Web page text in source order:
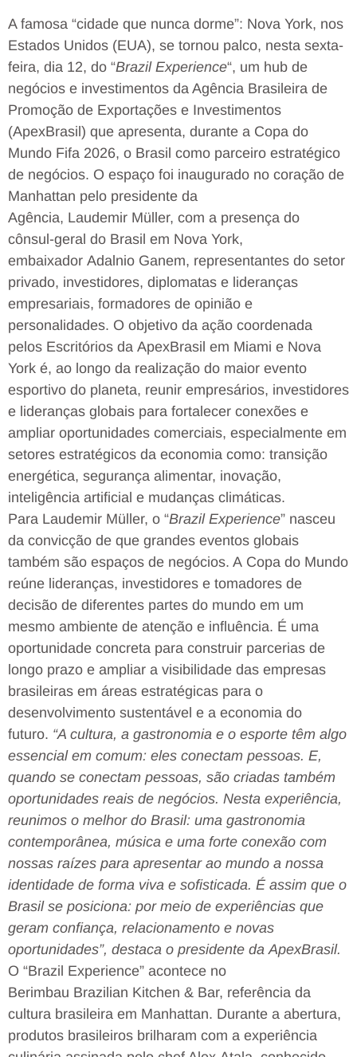
A famosa “cidade que nunca dorme”: Nova York, nos
Estados Unidos (EUA), se tornou palco, nesta sexta-
feira, dia 12, do “Brazil Experience“, um hub de
negócios e investimentos da Agência Brasileira de
Promoção de Exportações e Investimentos
(ApexBrasil) que apresenta, durante a Copa do
Mundo Fifa 2026, o Brasil como parceiro estratégico
de negócios. O espaço foi inaugurado no coração de
Manhattan pelo presidente da
Agência, Laudemir Müller, com a presença do
cônsul-geral do Brasil em Nova York,
embaixador Adalnio Ganem, representantes do setor
privado, investidores, diplomatas e lideranças
empresariais, formadores de opinião e
personalidades. O objetivo da ação coordenada
pelos Escritórios da ApexBrasil em Miami e Nova
York é, ao longo da realização do maior evento
esportivo do planeta, reunir empresários, investidores
e lideranças globais para fortalecer conexões e
ampliar oportunidades comerciais, especialmente em
setores estratégicos da economia como: transição
energética, segurança alimentar, inovação,
inteligência artificial e mudanças climáticas.
Para Laudemir Müller, o “Brazil Experience” nasceu
da convicção de que grandes eventos globais
também são espaços de negócios. A Copa do Mundo
reúne lideranças, investidores e tomadores de
decisão de diferentes partes do mundo em um
mesmo ambiente de atenção e influência. É uma
oportunidade concreta para construir parcerias de
longo prazo e ampliar a visibilidade das empresas
brasileiras em áreas estratégicas para o
desenvolvimento sustentável e a economia do
futuro. “A cultura, a gastronomia e o esporte têm algo
essencial em comum: eles conectam pessoas. E,
quando se conectam pessoas, são criadas também
oportunidades reais de negócios. Nesta experiência,
reunimos o melhor do Brasil: uma gastronomia
contemporânea, música e uma forte conexão com
nossas raízes para apresentar ao mundo a nossa
identidade de forma viva e sofisticada. É assim que o
Brasil se posiciona: por meio de experiências que
geram confiança, relacionamento e novas
oportunidades”, destaca o presidente da ApexBrasil.
O “Brazil Experience” acontece no
Berimbau Brazilian Kitchen & Bar, referência da
cultura brasileira em Manhattan. Durante a abertura,
produtos brasileiros brilharam com a experiência